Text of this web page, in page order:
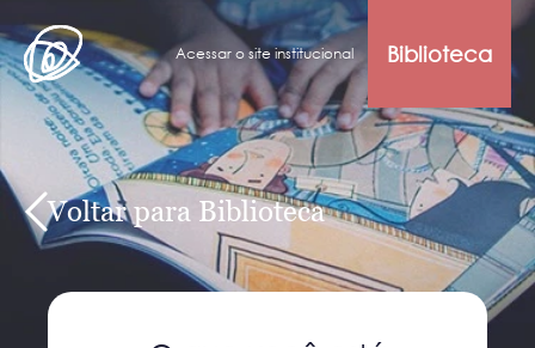
Acessar o site institucional Biblioteca
Voltar para Biblioteca